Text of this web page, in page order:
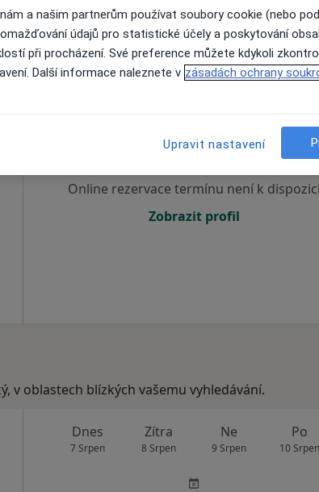
10 Srpen
Online rezervace termínu není k dispozici
Zobrazit profil
v oblastech blízkých vašemu vyhledávání.
Dnes
7 Srpen
Zítra
8 Srpen
Ne
9 Srpen
Po
10 Srpen
a našim partnerům používat soubory cookie (nebo
údajů pro statistické účely a poskytování
při procházení. Své preference můžete kdykoli
Další informace naleznete v zásadách ochrany
Upravit nastavení